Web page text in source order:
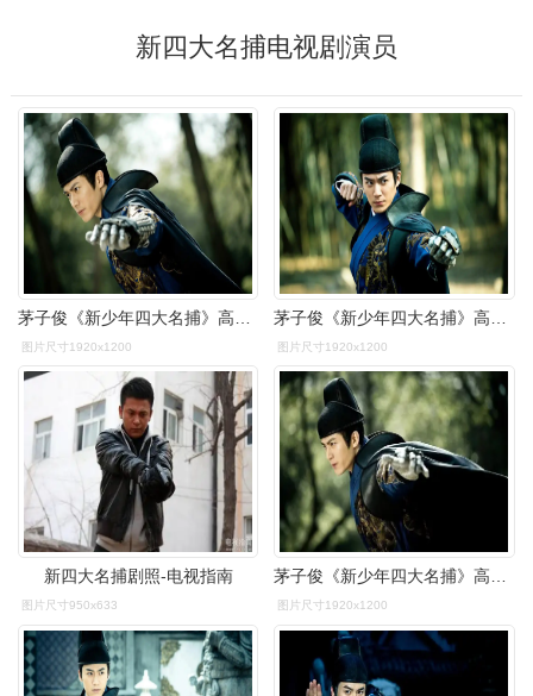
新四大名捕电视剧演员
图片尺寸1920x1200 图片尺寸1920x1200
新四大名捕剧照-电视指南
图片尺寸950x633
茅子俊《新少年四大名捕》高清剧照桌面壁纸
图片尺寸1920x1200